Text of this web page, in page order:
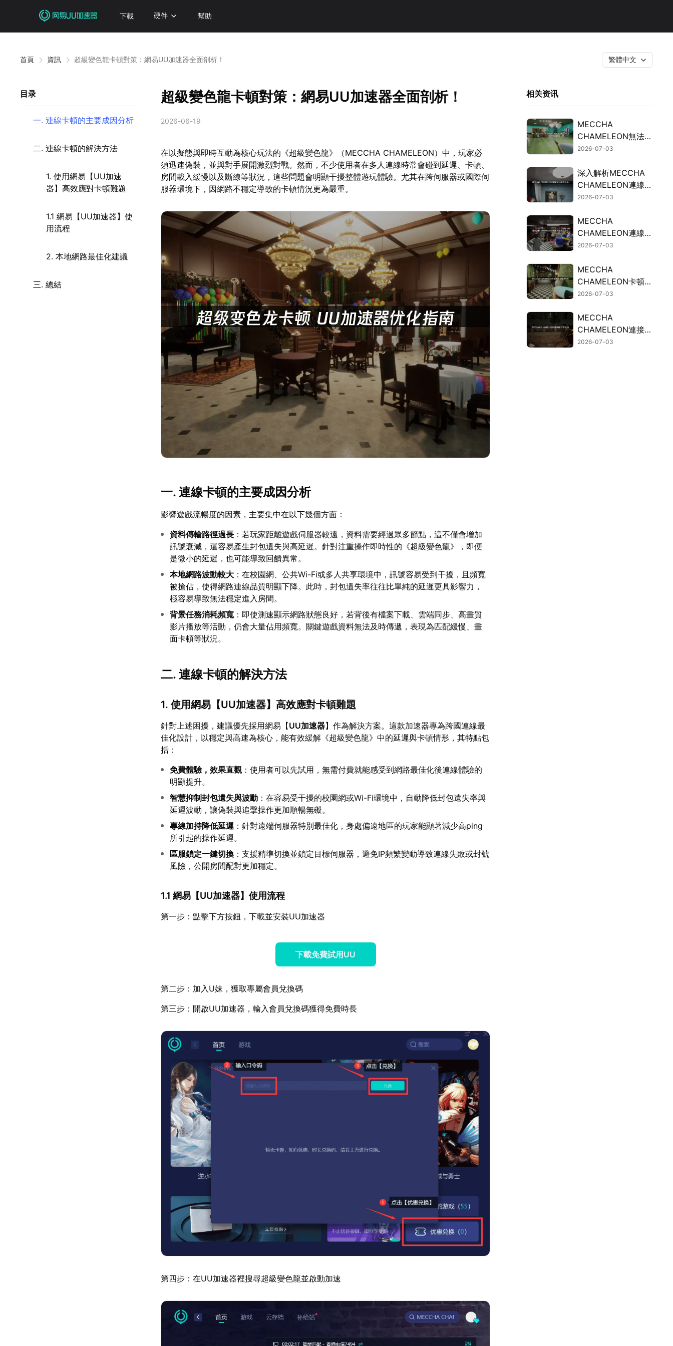
下載 硬件 幫助
首頁 資訊 超級變色龍卡頓對策：網易UU加速器全面剖析！ 繁體中文
目录
一. 連線卡頓的主要成因分析
二. 連線卡頓的解決方法
1. 使用網易【UU加速
器】高效應對卡頓難題
1.1 網易【UU加速器】使
用流程
2. 本地網路最佳化建議
三. 總結
超級變色龍卡頓對策：網易UU加速器全面剖析！
2026-06-19
在以擬態與即時互動為核心玩法的《超級變色龍》（MECCHA CHAMELEON）中，玩家必
須迅速偽裝，並與對手展開激烈對戰。然而，不少使用者在多人連線時常會碰到延遲、卡頓、
房間載入緩慢以及斷線等狀況，這些問題會明顯干擾整體遊玩體驗。尤其在跨伺服器或國際伺
服器環境下，因網路不穩定導致的卡頓情況更為嚴重。
一. 連線卡頓的主要成因分析
影響遊戲流暢度的因素，主要集中在以下幾個方面：
資料傳輸路徑過長 ：若玩家距離遊戲伺服器較遠，資料需要經過眾多節點，這不僅會增加
訊號衰減，還容易產生封包遺失與高延遲。針對注重操作即時性的《超級變色龍》，即便
是微小的延遲，也可能導致回饋異常。
本地網路波動較大 ：在校園網、公共Wi-Fi或多人共享環境中，訊號容易受到干擾，且頻寬
被搶佔，使得網路連線品質明顯下降。此時，封包遺失率往往比單純的延遲更具影響力，
極容易導致無法穩定進入房間。
背景任務消耗頻寬：即使測速顯示網路狀態良好，若背後有檔案下載、雲端同步、高畫質
影片播放等活動，仍會大量佔用頻寬。關鍵遊戲資料無法及時傳遞，表現為匹配緩慢、畫
面卡頓等狀況。
二. 連線卡頓的解決方法
1. 使用網易【UU加速器】高效應對卡頓難題
針對上述困擾，建議優先採用網易【UU加速器】作為解決方案。這款加速器專為跨國連線最
佳化設計，以穩定與高速為核心，能有效緩解《超級變色龍》中的延遲與卡頓情形，其特點包
括：
免費體驗，效果直觀：使用者可以先試用，無需付費就能感受到網路最佳化後連線體驗的
明顯提升。
智慧抑制封包遺失與波動 ：在容易受干擾的校園網或Wi-Fi環境中，自動降低封包遺失率與
延遲波動，讓偽裝與追擊操作更加順暢無礙。
專線加持降低延遲 ：針對遠端伺服器特別最佳化，身處偏遠地區的玩家能顯著減少高ping
所引起的操作延遲。
區服鎖定一鍵切換 ：支援精準切換並鎖定目標伺服器，避免IP頻繁變動導致連線失敗或封號
風險，公開房間配對更加穩定。
1.1 網易【UU加速器】使用流程
第一步：點擊下方按鈕，下載並安裝UU加速器
下載免費試用UU
第二步：加入U妹，獲取專屬會員兌換碼
第三步：開啟UU加速器，輸入會員兌換碼獲得免費時長
第四步：在UU加速器裡搜尋超級變色龍並啟動加速
相关资讯
MECCHA
CHAMELEON無法連
線的檢測與修復指
2026-07-03
深入解析MECCHA
CHAMELEON連線延
遲過高的成因與加速
2026-07-03
MECCHA
CHAMELEON連線失
敗的常見因素與有效
2026-07-03
MECCHA
CHAMELEON卡頓？
連線斷線問題的解決
2026-07-03
MECCHA
CHAMELEON連接斷
開？UU加速器免費
2026-07-03